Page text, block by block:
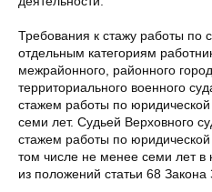
Требования к стажу работы по
отдельным категориям
межрайонного, районного
территориального военного
стажем работы по
семи лет. Судьей Верховного
стажем работы по
том числе не менее семи лет в
из положений статьи 68